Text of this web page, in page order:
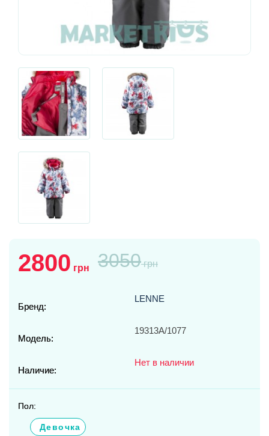
2800 грн 3050грн
Бренд:
LENNE
Модель:
19313A/1077
Наличие:
Нет в наличии
Пол:
Девочка